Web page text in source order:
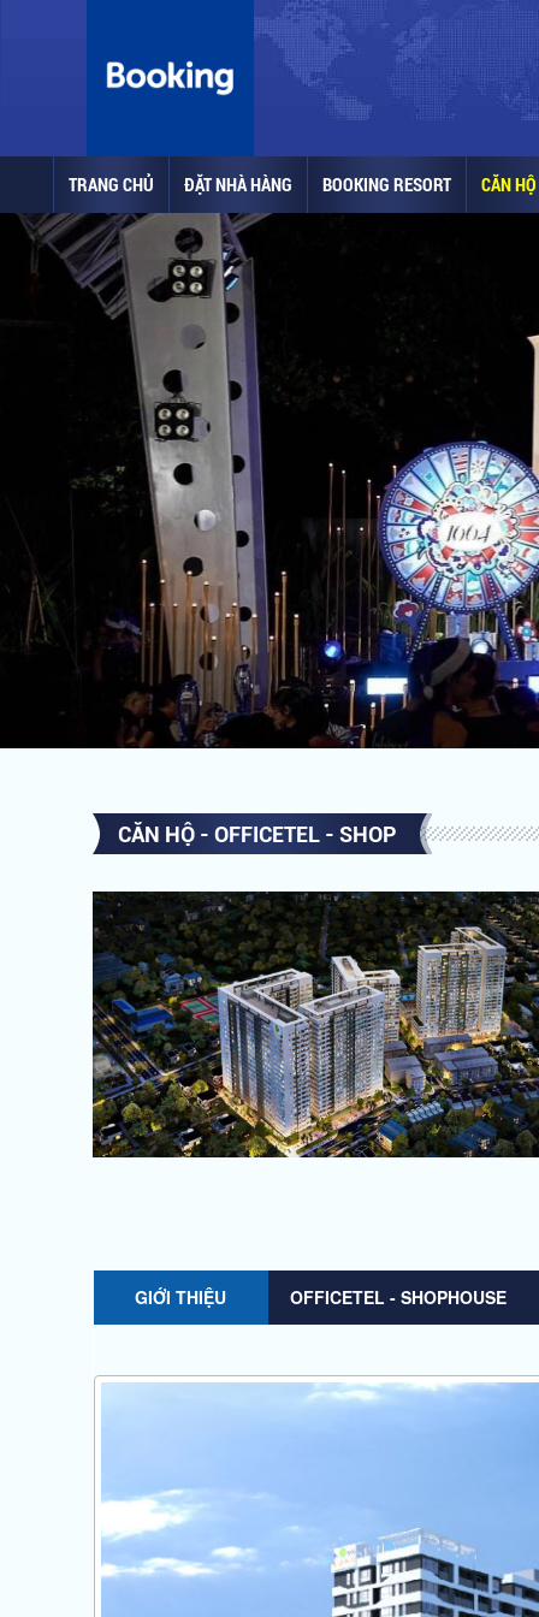
TRANG CHỦ ĐẶT NHÀ HÀNG BOOKING RESORT CĂN
YOYO CENTRAL HỒ CON RÙA 1
Booking ngay để được trải
nghiệm ẩm thực siêu đặc sắc,
cùng với âm thanh sống động
và những vũ điệu độc đáo có 1
0 2
CĂN HỘ - OFFICETEL - SHOP
GIỚI THIỆU OFFICETEL - SHOPHOUSE